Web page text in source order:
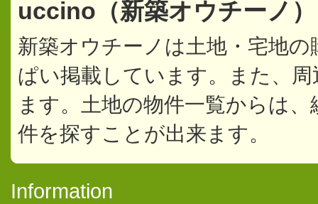
uccino（新築オウチーノ
新築オウチーノは土地・宅地
ぱい掲載しています。また、
ます。土地の物件一覧からは
件を探すことが出来ます。
Information